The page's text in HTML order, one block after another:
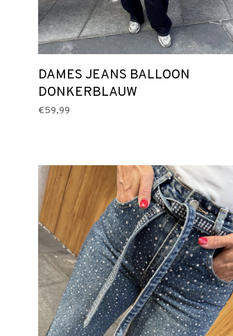
DAMES JEANS BALLOON
DONKERBLAUW
€59,99